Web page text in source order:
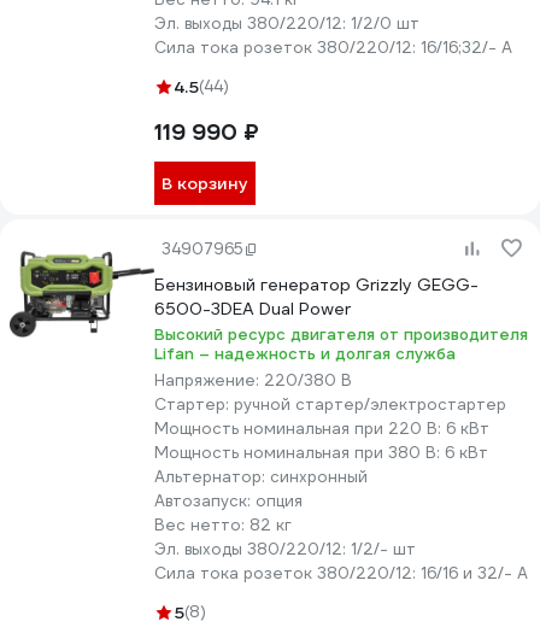
Эл. выходы 380/220/12: 1/2/0 шт
Сила тока розеток 380/220/12: 16/16;32/- А
4.5(44)
119 990 ₽
В корзину
34907965
Бензиновый генератор Grizzly GEGG-
6500-3DEA Dual Power
Высокий ресурс двигателя от производителя
Lifan – надежность и долгая служба
Напряжение: 220/380 В
Стартер: ручной стартер/электростартер
Мощность номинальная при 220 В: 6 кВт
Мощность номинальная при 380 В: 6 кВт
Альтернатор: синхронный
Автозапуск: опция
Вес нетто: 82 кг
Эл. выходы 380/220/12: 1/2/- шт
Сила тока розеток 380/220/12: 16/16 и 32/- А
5(8)